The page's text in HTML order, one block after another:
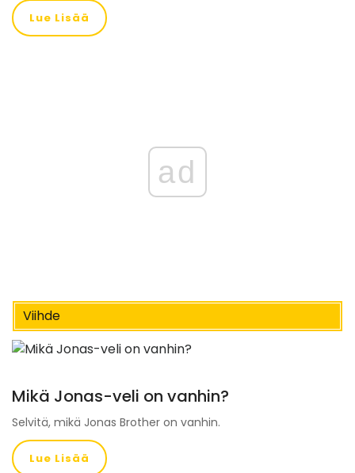
Lue Lisää
ad
Viihde
Mikä Jonas-veli on vanhin?
Selvitä, mikä Jonas Brother on vanhin.
Lue Lisää